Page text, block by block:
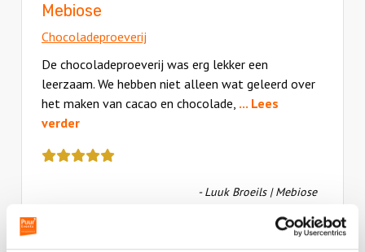
Mebiose
Chocoladeproeverij
De chocoladeproeverij was erg lekker een
leerzaam. We hebben niet alleen wat geleerd over
het maken van cacao en chocolade, ... Lees
verder
review
- Luuk Broeils | Mebiose